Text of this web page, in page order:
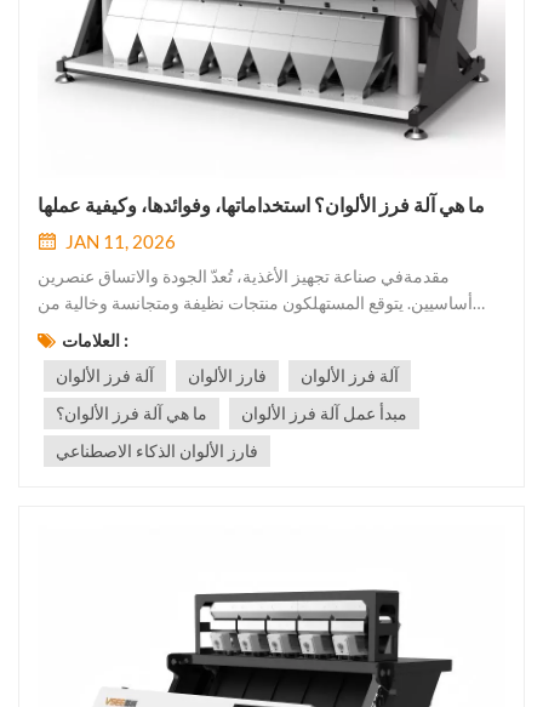
ما هي آلة فرز الألوان؟ استخداماتها، وفوائدها، وكيفية عملها
JAN 11, 2026
مقدمةفي صناعة تجهيز الأغذية، تُعدّ الجودة والاتساق عنصرين
أساسيين. يتوقع المستهلكون منتجات نظيفة ومتجانسة وخالية من
العيوب. وهنا تكمن أهمية... آلة فرز الألوان لكن ما هي آلة فرز الألوان
تحديدًا، وكيف تعمل؟ في هذا الدليل، سنستكشف التكنولوجيا الكامنة
وراء آلات فرز الألوان، وتطبيقاتها، وفوائدها، وأفضل ا...
العلامات :
آلة فرز الألوان
فارز الألوان
آلة فرز الألوان
ما هي آلة فرز الألوان؟
مبدأ عمل آلة فرز الألوان
فارز الألوان الذكاء الاصطناعي